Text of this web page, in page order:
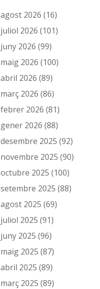
agost 2026 (16)
juliol 2026 (101)
juny 2026 (99)
maig 2026 (100)
abril 2026 (89)
març 2026 (86)
febrer 2026 (81)
gener 2026 (88)
desembre 2025 (92)
novembre 2025 (90)
octubre 2025 (100)
setembre 2025 (88)
agost 2025 (69)
juliol 2025 (91)
juny 2025 (96)
maig 2025 (87)
abril 2025 (89)
març 2025 (89)